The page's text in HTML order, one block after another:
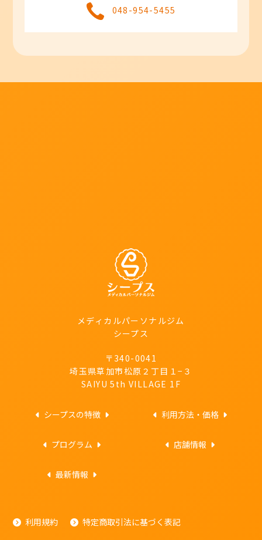
048-954-5455
メディカルパーソナルジム
シープス
〒340-0041
埼玉県草加市松原２丁目１−３
SAIYU 5th VILLAGE 1F
シープスの特徴 利用方法・価格
プログラム 店舗情報
最新情報
利用規約
特定商取引法に基づく表記